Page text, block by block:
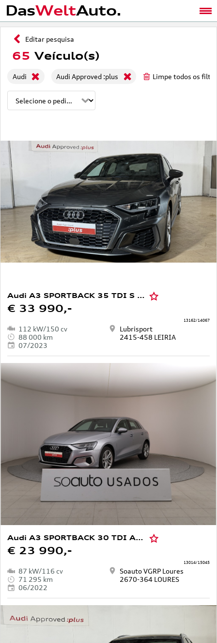
DasWeltAuto.
Editar pesquisa
65 Veículo(s)
Audi Audi Approved :plus Limpe todos os
Audi A3 SPORTBACK 35 TDI S LINE S TRONIC
€ 33 990,-
112 kW/150 cv
88 000 km
07/2023
Lubrisport
2415-458 LEIRIA
13162/14067
Audi A3 SPORTBACK 30 TDI ADVANCED
€ 23 990,-
87 kW/116 cv
71 295 km
06/2022
Soauto VGRP Loures
2670-364 LOURES
13014/15045